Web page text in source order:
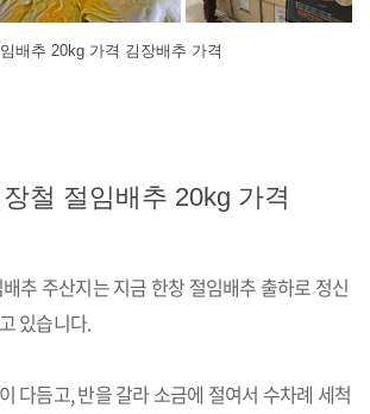
배추 20kg 가격 김장배추 가격
철 절임배추 20kg 가격
추 주산지는 지금 한창 절임배추 출하로 정신
있습니다.
다듬고, 반을 갈라 소금에 절여서 수차례 세척